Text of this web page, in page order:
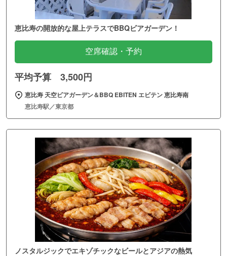
恵比寿の開放的な屋上テラスでBBQビアガーデン！
空席確認・予約
平均予算 3,500円
恵比寿 天空ビアガーデン＆BBQ EBITEN エビテン 恵比寿南
恵比寿駅／東京都
ノスタルジックでエキゾチックなビールとアジアの熱気